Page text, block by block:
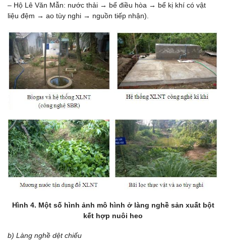
– Hộ Lê Văn Mẫn: nước thải → bể điều hòa → bể kị khí có vật
liệu đệm → ao tùy nghi → nguồn tiếp nhận).
Hình 4. Một số hình ảnh mô hình ở làng nghề sản xuất bột
kết hợp nuôi heo
b) Làng nghề dệt chiếu